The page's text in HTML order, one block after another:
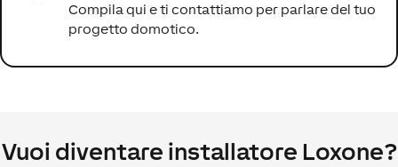
Compila qui e ti contattiamo per parlare del tuo
progetto domotico.
Vuoi diventare installatore Loxone?